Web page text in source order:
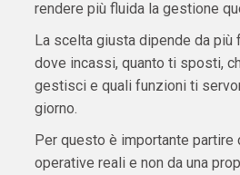
rendere più fluida la gestione
La scelta giusta dipende da più
dove incassi, quanto ti sposti,
gestisci e quali funzioni ti
giorno.
Per questo è importante partire
operative reali e non da una